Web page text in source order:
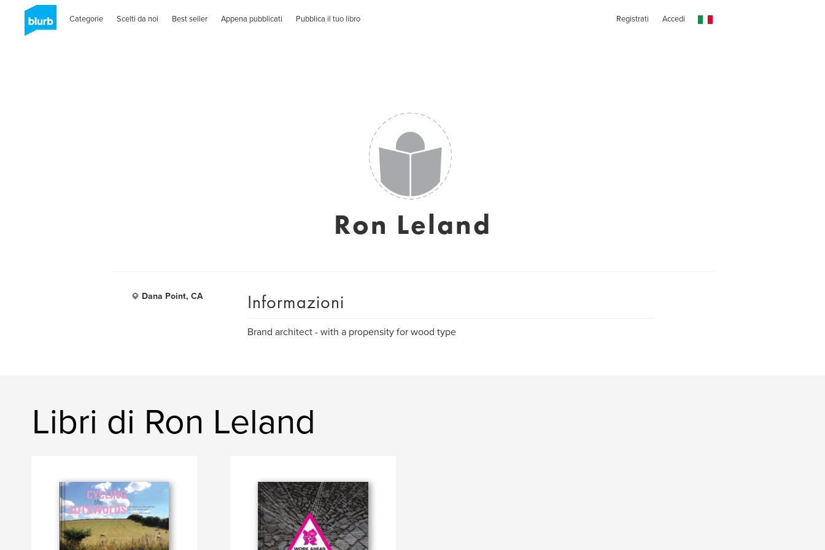
Categorie Scelti da noi Best seller Appena pubblicati Pubblica il tuo libro Registrati Accedi
Ron Leland
Dana Point, CA Informazioni
Brand architect - with a propensity for wood type
Libri di Ron Leland